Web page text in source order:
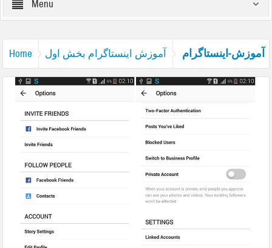
Menu
Home آموزش اینستاگرام بخش اول آموزش-اینستاگرام